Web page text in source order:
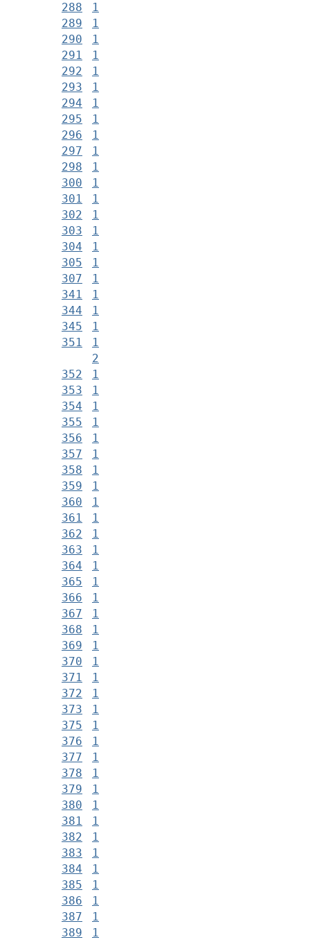
288
1
289
1
290
1
291
1
292
1
293
1
294
1
295
1
296
1
297
1
298
1
300
1
301
1
302
1
303
1
304
1
305
1
307
1
341
1
344
1
345
1
351
1
2
352
1
353
1
354
1
355
1
356
1
357
1
358
1
359
1
360
1
361
1
362
1
363
1
364
1
365
1
366
1
367
1
368
1
369
1
370
1
371
1
372
1
373
1
375
1
376
1
377
1
378
1
379
1
380
1
381
1
382
1
383
1
384
1
385
1
386
1
387
1
389
1